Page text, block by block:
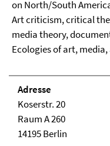
on North/South
Art criticism, critical
media theory,
Ecologies of art,
Adresse
Koserstr. 20
Raum A 260
14195 Berlin